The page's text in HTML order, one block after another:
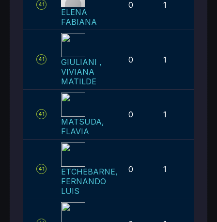
41
ELENA
FABIANA
0 1
41
GIULIANI ,
VIVIANA
MATILDE
0 1
41
MATSUDA,
FLAVIA
0 1
41
ETCHEBARNE,
FERNANDO
LUIS
0 1